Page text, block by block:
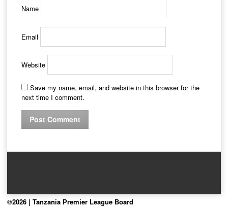
Name
Email
Website
Save my name, email, and website in this browser for the
next time I comment.
©2026 | Tanzania Premier League Board